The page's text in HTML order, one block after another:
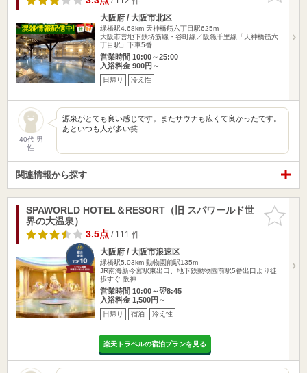
大阪府 / 大阪市北区
緑橋駅4.68km 天神橋筋六丁目駅625m
大阪市営地下鉄堺筋線・谷町線／阪急千里線「天神橋筋六
丁目駅」下車5番…
営業時間 10:00～25:00
入浴料金 900円～
日帰り 冷え性
40代 男
性
源泉がとても良い感じです。またサウナも広くて良かったです。
あといつも人が多い笑
関連情報から探す
お気に入
りに追加
SPAWORLD HOTEL＆RESORT（旧 スパワールド世
界の大温泉）
3.5点/ 111 件
大阪府 / 大阪市浪速区
緑橋駅5.03km 動物園前駅135m
JR南海新今宮駅東出口、地下鉄動物園前駅5番出口より徒
歩すぐ 阪神…
営業時間 10:00～翌8:45
入浴料金 1,500円～
日帰り 宿泊 冷え性
楽天トラベルの宿泊プランを見る